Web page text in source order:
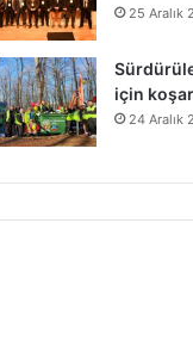
25 Aralık
için
24 Aralık